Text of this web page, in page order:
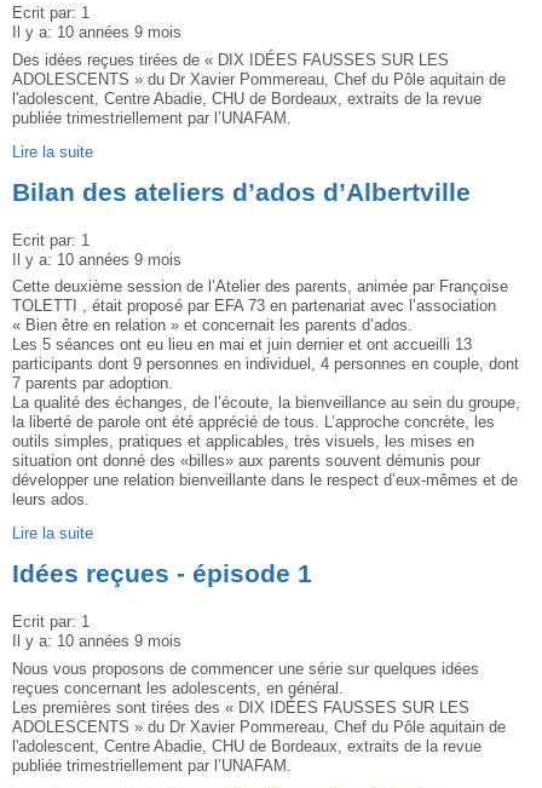
Ecrit par: 1
Il y a: 10 années 9 mois
Des idées reçues tirées de « DIX IDÉES FAUSSES SUR LES
ADOLESCENTS » du Dr Xavier Pommereau, Chef du Pôle aquitain de
l'adolescent, Centre Abadie, CHU de Bordeaux, extraits de la revue
publiée trimestriellement par l’UNAFAM.
Lire la suite
Bilan des ateliers d’ados d’Albertville
Ecrit par: 1
Il y a: 10 années 9 mois
Cette deuxième session de l’Atelier des parents, animée par Françoise
TOLETTI , était proposé par EFA 73 en partenariat avec l’association
« Bien être en relation » et concernait les parents d’ados.
Les 5 séances ont eu lieu en mai et juin dernier et ont accueilli 13
participants dont 9 personnes en individuel, 4 personnes en couple, dont
7 parents par adoption.
La qualité des échanges, de l’écoute, la bienveillance au sein du groupe,
la liberté de parole ont été apprécié de tous. L’approche concrète, les
outils simples, pratiques et applicables, très visuels, les mises en
situation ont donné des «billes» aux parents souvent démunis pour
développer une relation bienveillante dans le respect d’eux-mêmes et de
leurs ados.
Lire la suite
Idées reçues - épisode 1
Ecrit par: 1
Il y a: 10 années 9 mois
Nous vous proposons de commencer une série sur quelques idées
reçues concernant les adolescents, en général.
Les premières sont tirées des « DIX IDÉES FAUSSES SUR LES
ADOLESCENTS » du Dr Xavier Pommereau, Chef du Pôle aquitain de
l'adolescent, Centre Abadie, CHU de Bordeaux, extraits de la revue
publiée trimestriellement par l’UNAFAM.